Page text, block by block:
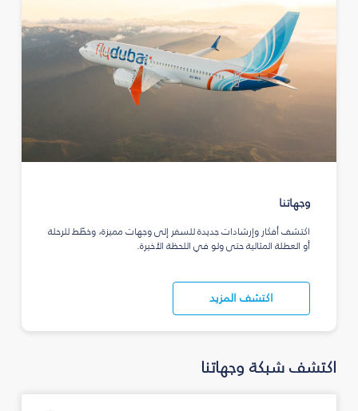
وجهاتنا
اكتشف أفكار وإرشادات جديدة للسفر إلى وجهات مميزة، وخطّط للرحلة
أو العطلة المثالية حتى ولو في اللحظة الأخيرة.
اكتشف المزيد
اكتشف شبكة وجهاتنا